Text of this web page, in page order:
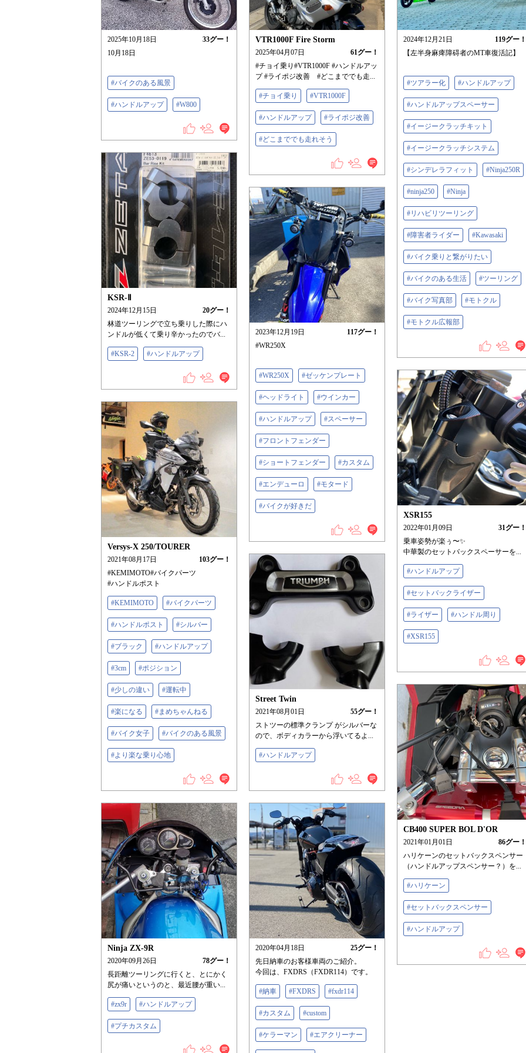
2025年10月18日 33グー！
10月18日
#バイクのある風景
#ハンドルアップ #W800
VTR1000F Fire Storm
2025年04月07日 61グー！
#チョイ乗り#VTR1000F #ハンドルアッ
プ #ライポジ改善 #どこまででも走...
#チョイ乗り #VTR1000F
#ハンドルアップ #ライポジ改善
#どこまででも走れそう
2024年12月21日 119グー！
【左半身麻痺障碍者のMT車復活記】
#ツアラー化 #ハンドルアップ
#ハンドルアップスペーサー
#イージークラッチキット
#イージークラッチシステム
#シンデレラフィット #Ninja250R
#ninja250 #Ninja
#リハビリツーリング
#障害者ライダー #Kawasaki
#バイク乗りと繋がりたい
#バイクのある生活 #ツーリング
#バイク写真部 #モトクル
#モトクル広報部
KSR-Ⅱ
2024年12月15日 20グー！
林道ツーリングで立ち乗りした際にハ
ンドルが低くて乗り辛かったのでバ...
#KSR-2 #ハンドルアップ
2023年12月19日 117グー！
#WR250X
#WR250X #ゼッケンプレート
#ヘッドライト #ウインカー
#ハンドルアップ #スペーサー
#フロントフェンダー
#ショートフェンダー #カスタム
#エンデューロ #モタード
#バイクが好きだ
XSR155
2022年01月09日 31グー！
乗車姿勢が楽ぅ〜✨
中華製のセットバックスペーサーを...
#ハンドルアップ
#セットバックライザー
#ライザー #ハンドル周り
#XSR155
Versys-X 250/TOURER
2021年08月17日 103グー！
#KEMIMOTO#バイクパーツ
#ハンドルポスト
#KEMIMOTO #バイクパーツ
#ハンドルポスト #シルバー
#ブラック #ハンドルアップ
#3cm #ポジション
#少しの違い #運転中
#楽になる #まめちゃんねる
#バイク女子 #バイクのある風景
#より楽な乗り心地
Street Twin
2021年08月01日 55グー！
ストツーの標準クランプ がシルバーな
ので、ボディカラーから浮いてるよ...
#ハンドルアップ
CB400 SUPER BOL D'OR
2021年01月01日 86グー！
ハリケーンのセットバックスペンサー
（ハンドルアップスペンサー？）を...
#ハリケーン
#セットバックスペンサー
#ハンドルアップ
Ninja ZX-9R
2020年09月26日 78グー！
長距離ツーリングに行くと、とにかく
尻が痛いというのと、最近腰が重い...
#zx9r #ハンドルアップ
#プチカスタム
2020年04月18日 25グー！
先日納車のお客様車両のご紹介。
今回は、FXDRS（FXDR114）です。
#納車 #FXDRS #fxdr114
#カスタム #custom
#ケラーマン #エアクリーナー